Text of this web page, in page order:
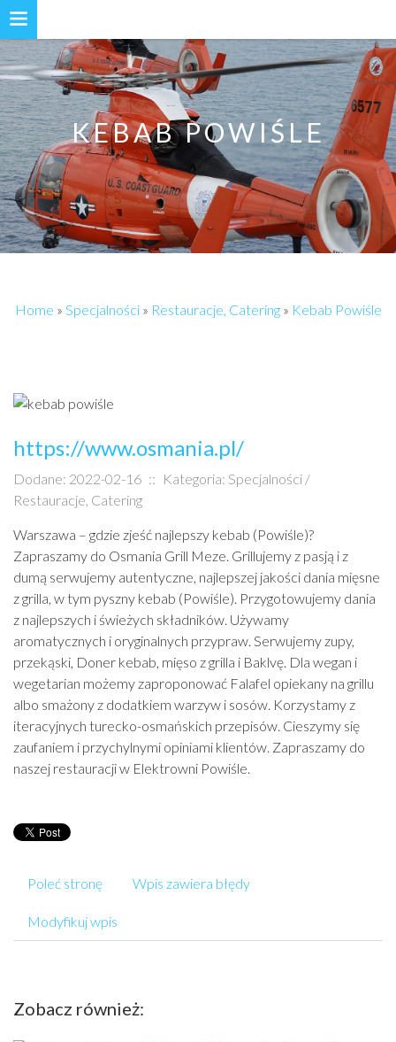
KEBAB POWIŚLE
Home » Specjalności» Restauracje, Catering» Kebab Powiśle
https://www.osmania.pl/
Dodane: 2022-02-16 :: Kategoria: Specjalności /
Restauracje, Catering
Warszawa – gdzie zjeść najlepszy kebab (Powiśle)?
Zapraszamy do Osmania Grill Meze. Grillujemy z pasją i z
dumą serwujemy autentyczne, najlepszej jakości dania mięsne
z grilla, w tym pyszny kebab (Powiśle). Przygotowujemy dania
z najlepszych i świeżych składników. Używamy
aromatycznych i oryginalnych przypraw. Serwujemy zupy,
przekąski, Doner kebab, mięso z grilla i Baklvę. Dla wegan i
wegetarian możemy zaproponować Falafel opiekany na grillu
albo smażony z dodatkiem warzyw i sosów. Korzystamy z
iteracyjnych turecko-osmańskich przepisów. Cieszymy się
zaufaniem i przychylnymi opiniami klientów. Zapraszamy do
naszej restauracji w Elektrowni Powiśle.
Poleć stronę Wpis zawiera błędy
Modyfikuj wpis
Zobacz również: